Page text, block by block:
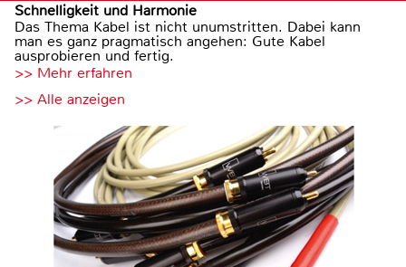
Schnelligkeit und Harmonie
Das Thema Kabel ist nicht unumstritten. Dabei kann
man es ganz pragmatisch angehen: Gute Kabel
ausprobieren und fertig.
>> Mehr erfahren
>> Alle anzeigen